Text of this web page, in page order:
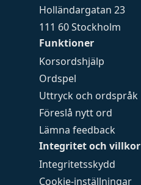
Funktioner
Korsordshjälp
Ordspel
Uttryck och ordspråk
Föreslå nytt ord
Lämna feedback
Integritet och villkor
Integritetsskydd
Cookie-inställningar
Holländargatan 23
111 60 Stockholm